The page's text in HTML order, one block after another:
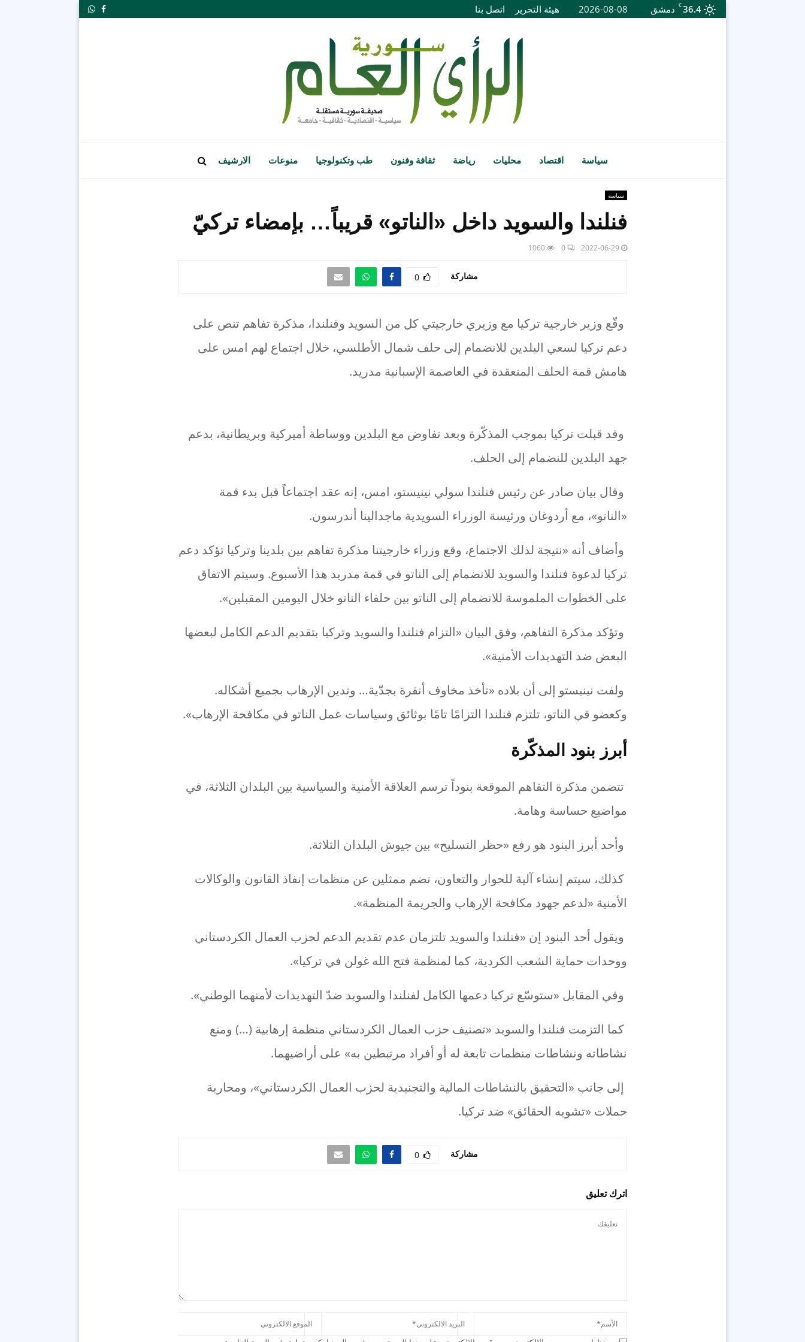
36.4
C دمشق 2026-08-08 هيئة التحرير اتصل بنا Facebook
Whatsapp
سياسة اقتصاد محليات رياضة ثقافة وفنون طب وتكنولوجيا منوعات الارشيف
سياسة
فنلندا والسويد داخل «الناتو» قريباً… بإمضاء تركيّ
2022-06-29
0
1060
مشاركة 0
وقّع وزير خارجية تركيا مع وزيري خارجيتي كل من السويد وفنلندا، مذكرة تفاهم تنص على
دعم تركيا لسعي البلدين للانضمام إلى حلف شمال الأطلسي، خلال اجتماع لهم امس على
هامش قمة الحلف المنعقدة في العاصمة الإسبانية مدريد.
وقد قبلت تركيا بموجب المذكّرة وبعد تفاوض مع البلدين ووساطة أميركية وبريطانية، بدعم
جهد البلدين للنضمام إلى الحلف.
وقال بيان صادر عن رئيس فنلندا سولي نينيستو، امس، إنه عقد اجتماعاً قبل بدء قمة
«الناتو»، مع أردوغان ورئيسة الوزراء السويدية ماجدالينا أندرسون.
وأضاف أنه «نتيجة لذلك الاجتماع، وقع وزراء خارجيتنا مذكرة تفاهم بين بلدينا وتركيا تؤكد دعم
تركيا لدعوة فنلندا والسويد للانضمام إلى الناتو في قمة مدريد هذا الأسبوع. وسيتم الاتفاق
على الخطوات الملموسة للانضمام إلى الناتو بين حلفاء الناتو خلال اليومين المقبلين».
وتؤكد مذكرة التفاهم، وفق البيان «التزام فنلندا والسويد وتركيا بتقديم الدعم الكامل لبعضها
البعض ضد التهديدات الأمنية».
ولفت نينيستو إلى أن بلاده «تأخذ مخاوف أنقرة بجدّية… وتدين الإرهاب بجميع أشكاله.
وكعضو في الناتو، تلتزم فنلندا التزامًا تامًا بوثائق وسياسات عمل الناتو في مكافحة الإرهاب».
أبرز بنود المذكّرة
تتضمن مذكرة التفاهم الموقعة بنوداً ترسم العلاقة الأمنية والسياسية بين البلدان الثلاثة، في
مواضيع حساسة وهامة.
وأحد أبرز البنود هو رفع «حظر التسليح» بين جيوش البلدان الثلاثة.
كذلك، سيتم إنشاء آلية للحوار والتعاون، تضم ممثلين عن منظمات إنفاذ القانون والوكالات
الأمنية «لدعم جهود مكافحة الإرهاب والجريمة المنظمة».
ويقول أحد البنود إن «فنلندا والسويد تلتزمان عدم تقديم الدعم لحزب العمال الكردستاني
ووحدات حماية الشعب الكردية، كما لمنظمة فتح الله غولن في تركيا».
وفي المقابل «ستوسّع تركيا دعمها الكامل لفنلندا والسويد ضدّ التهديدات لأمنهما الوطني».
كما التزمت فنلندا والسويد «تصنيف حزب العمال الكردستاني منظمة إرهابية (…) ومنع
نشاطاته ونشاطات منظمات تابعة له أو أفراد مرتبطين به» على أراضيهما.
إلى جانب «التحقيق بالنشاطات المالية والتجنيدية لحزب العمال الكردستاني»، ومحاربة
حملات «تشويه الحقائق» ضد تركيا.
مشاركة 0
اترك تعليق